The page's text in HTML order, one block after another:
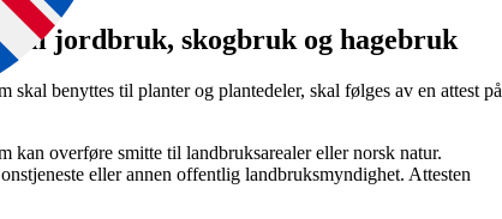
til jordbruk, skogbruk og hagebruk
benyttes til planter og plantedeler, skal følges av en attest på
kan overføre smitte til landbruksarealer eller norsk natur.
eller annen offentlig landbruksmyndighet. Attesten